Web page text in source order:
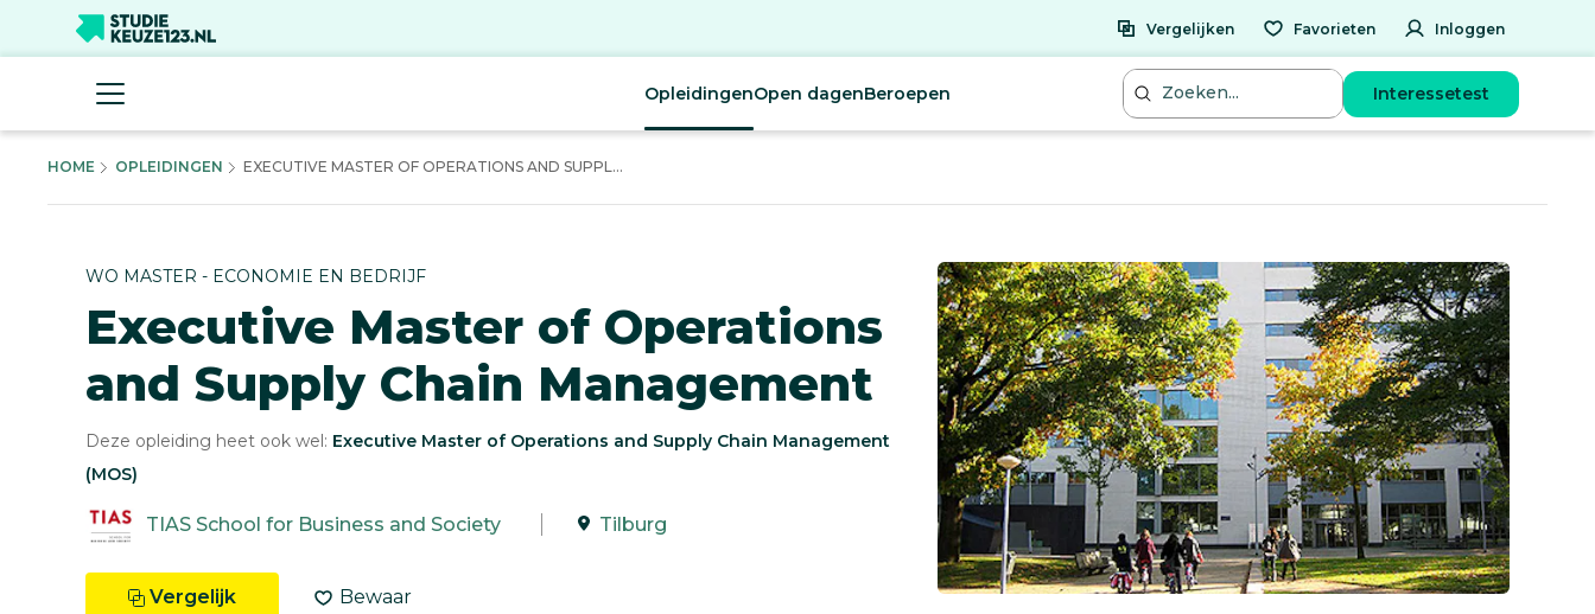
Vergelijken Favorieten Inloggen
OpleidingenOpen dagenBeroepen Interessetest
HOME OPLEIDINGEN EXECUTIVE MASTER OF OPERATIONS AND SUPPL...
WO MASTER - ECONOMIE EN BEDRIJF
Executive Master of Operations
and Supply Chain Management
Deze opleiding heet ook wel: Executive Master of Operations and Supply Chain Management
(MOS)
TIAS School for Business and Society Tilburg
Vergelijk Bewaar